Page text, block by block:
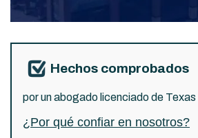
Hechos comprobados
por un abogado licenciado de Texas
¿Por qué confiar en nosotros?